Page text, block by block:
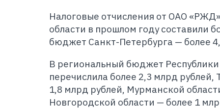
Налоговые отчисления от ОАО
области в прошлом году составили
бюджет Санкт-Петербурга — более
В региональный бюджет
перечислила более 2,3 млрд рублей,
1,8 млрд рублей, Мурманской
Новгородской области — более 1